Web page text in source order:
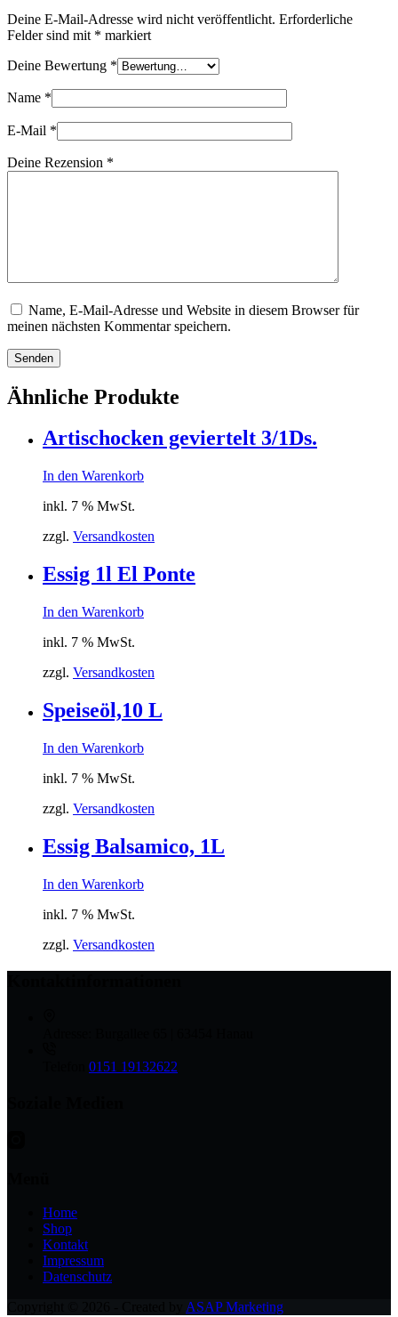
Deine E-Mail-Adresse wird nicht veröffentlicht. Erforderliche
Felder sind mit * markiert
Deine Bewertung *
Name *
E-Mail *
Deine Rezension *
Name, E-Mail-Adresse und Website in diesem Browser für
meinen nächsten Kommentar speichern.
Senden
Ähnliche Produkte
Artischocken geviertelt 3/1Ds.
In den Warenkorb
inkl. 7 % MwSt.
zzgl. Versandkosten
Essig 1l El Ponte
In den Warenkorb
inkl. 7 % MwSt.
zzgl. Versandkosten
Speiseöl,10 L
In den Warenkorb
inkl. 7 % MwSt.
zzgl. Versandkosten
Essig Balsamico, 1L
In den Warenkorb
inkl. 7 % MwSt.
zzgl. Versandkosten
0151 19132622
Home
Shop
Kontakt
Impressum
Datenschutz
ASAP Marketing